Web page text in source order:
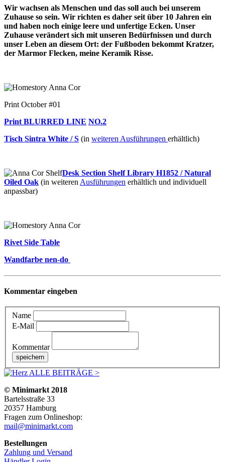
Wir wachsen als Menschen und das soll auch bei unserem
Zuhause so sein. Wir richten es daher seit über 10 Jahren ein
und haben noch einige leere und unfertige Ecken. Unser
Zuhause verändert sich mit unseren Bedürfnissen und durch
unser Leben an diesem Ort: der Fußboden bekommt Kratzer,
der Marmor Flecken, meine Keramik Risse.
Print October #01
Print BLURRED LINE NO.2
Tisch Sintra White / S (in weiteren Ausführungen erhältlich)
Desk Section Shelf Library H1852 / Natural
Oiled Oak (in weiterenAusführungen erhältlich und individuell
anpassbar)
Rivet Side Table
Wandfarbe nen-do
Kommentar eingeben
Name
E-Mail
Kommentar
ALLE BEITRÄGE >
© Minimarkt 2018
Bartelsstraße 33
20357 Hamburg
Fragen zum Onlineshop:
mail@minimarkt.com
Bestellungen
Zahlung und Versand